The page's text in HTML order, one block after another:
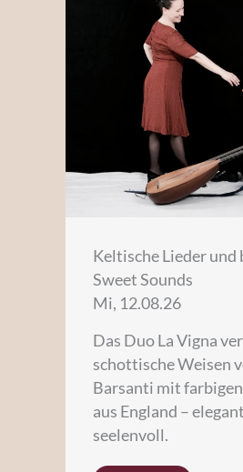
Keltische Lieder und
Sweet Sounds
Mi, 12.08.26
Das Duo La Vigna
schottische Weisen
Barsanti mit
aus England –
seelenvoll.